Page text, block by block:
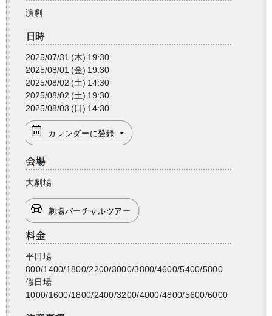
演劇
日時
2025/07/31 (木) 19:30
2025/08/01 (金) 19:30
2025/08/02 (土) 14:30
2025/08/02 (土) 19:30
2025/08/03 (日) 14:30
カレンダーに登録
会場
大劇場
劇場バーチャルツアー
料金
平日場
800/1400/1800/2200/3000/3800/4600/5400/5800
假日場
1000/1600/1800/2400/3200/4000/4800/5600/6000